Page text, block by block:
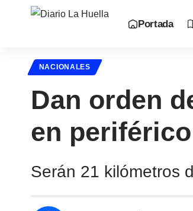
Portada
NACIONALES
Dan orden
en
Serán 21 kilómetros